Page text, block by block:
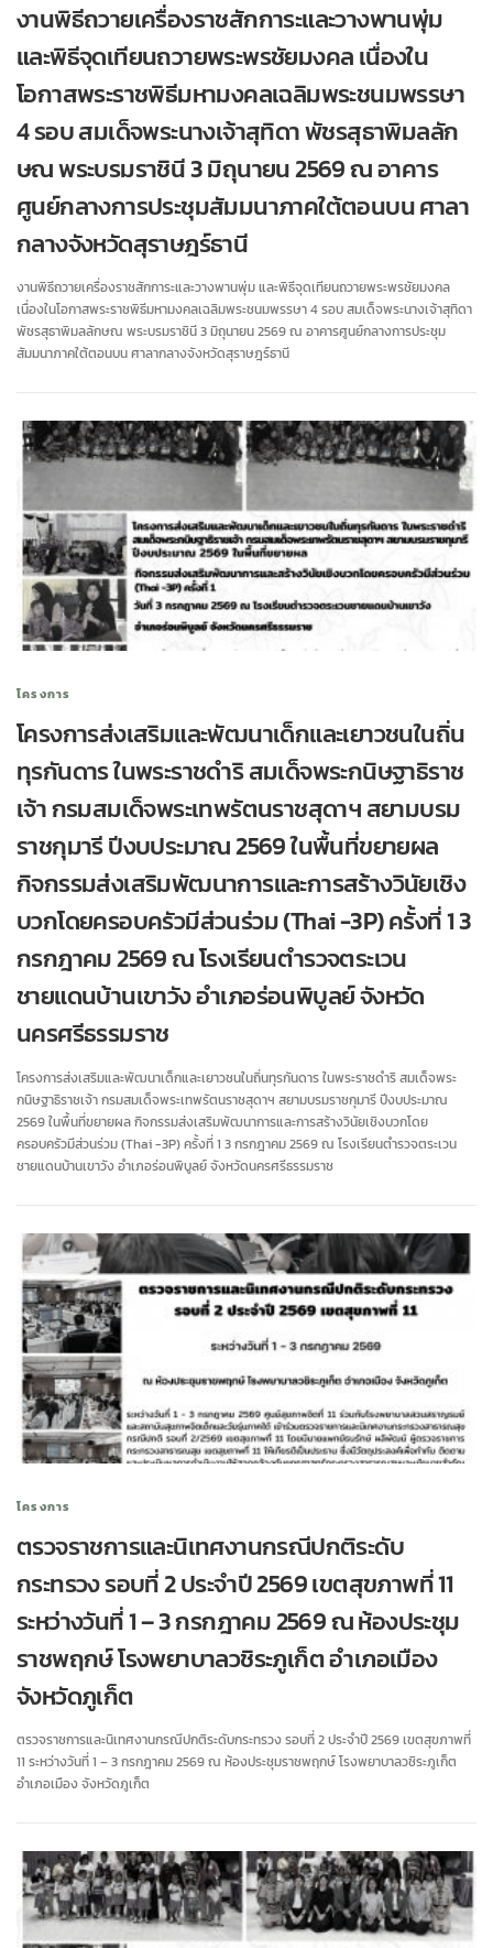
งานพิธีถวายเครื่องราชสักการะและวางพานพุ่ม
และพิธีจุดเทียนถวายพระพรชัยมงคล เนื่องใน
โอกาสพระราชพิธีมหามงคลเฉลิมพระชนมพรรษา
4 รอบ สมเด็จพระนางเจ้าสุทิดา พัชรสุธาพิมลลัก
ษณ พระบรมราชินี 3 มิถุนายน 2569 ณ อาคาร
ศูนย์กลางการประชุมสัมมนาภาคใต้ตอนบน ศาลา
กลางจังหวัดสุราษฎร์ธานี
งานพิธีถวายเครื่องราชสักการะและวางพานพุ่ม และพิธีจุดเทียนถวายพระพรชัยมงคล
เนื่องในโอกาสพระราชพิธีมหามงคลเฉลิมพระชนมพรรษา 4 รอบ สมเด็จพระนางเจ้าสุทิดา
พัชรสุธาพิมลลักษณ พระบรมราชินี 3 มิถุนายน 2569 ณ อาคารศูนย์กลางการประชุม
สัมมนาภาคใต้ตอนบน ศาลากลางจังหวัดสุราษฎร์ธานี
โครงการ
โครงการส่งเสริมและพัฒนาเด็กและเยาวชนในถิ่น
ทุรกันดาร ในพระราชดำริ สมเด็จพระกนิษฐาธิราช
เจ้า กรมสมเด็จพระเทพรัตนราชสุดาฯ สยามบรม
ราชกุมารี ปีงบประมาณ 2569 ในพื้นที่ขยายผล
กิจกรรมส่งเสริมพัฒนาการและการสร้างวินัยเชิง
บวกโดยครอบครัวมีส่วนร่วม (Thai -3P) ครั้งที่ 1 3
กรกฎาคม 2569 ณ โรงเรียนตำรวจตระเวน
ชายแดนบ้านเขาวัง อำเภอร่อนพิบูลย์ จังหวัด
นครศรีธรรมราช
โครงการส่งเสริมและพัฒนาเด็กและเยาวชนในถิ่นทุรกันดาร ในพระราชดำริ สมเด็จพระ
กนิษฐาธิราชเจ้า กรมสมเด็จพระเทพรัตนราชสุดาฯ สยามบรมราชกุมารี ปีงบประมาณ
2569 ในพื้นที่ขยายผล กิจกรรมส่งเสริมพัฒนาการและการสร้างวินัยเชิงบวกโดย
ครอบครัวมีส่วนร่วม (Thai -3P) ครั้งที่ 1 3 กรกฎาคม 2569 ณ โรงเรียนตำรวจตระเวน
ชายแดนบ้านเขาวัง อำเภอร่อนพิบูลย์ จังหวัดนครศรีธรรมราช
โครงการ
ตรวจราชการและนิเทศงานกรณีปกติระดับ
กระทรวง รอบที่ 2 ประจำปี 2569 เขตสุขภาพที่ 11
ระหว่างวันที่ 1 – 3 กรกฎาคม 2569 ณ ห้องประชุม
ราชพฤกษ์ โรงพยาบาลวชิระภูเก็ต อำเภอเมือง
จังหวัดภูเก็ต
ตรวจราชการและนิเทศงานกรณีปกติระดับกระทรวง รอบที่ 2 ประจำปี 2569 เขตสุขภาพที่
11 ระหว่างวันที่ 1 – 3 กรกฎาคม 2569 ณ ห้องประชุมราชพฤกษ์ โรงพยาบาลวชิระภูเก็ต
อำเภอเมือง จังหวัดภูเก็ต